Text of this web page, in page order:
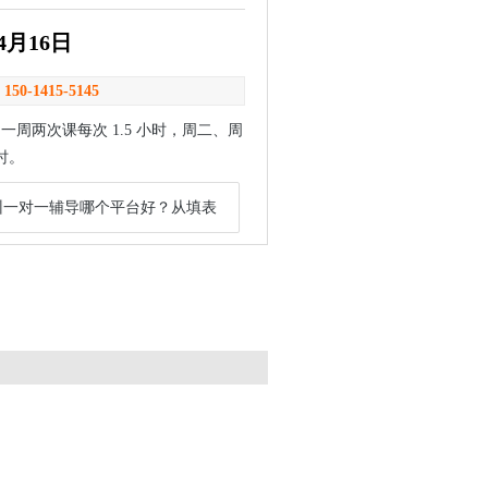
16日
150-1415-5145
周两次课每次 1.5 小时，周二、周
对一辅导哪个平台好？从填表